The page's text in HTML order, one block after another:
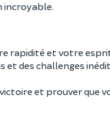
incroyable.
rapidité et votre
et des challenges
et prouver que